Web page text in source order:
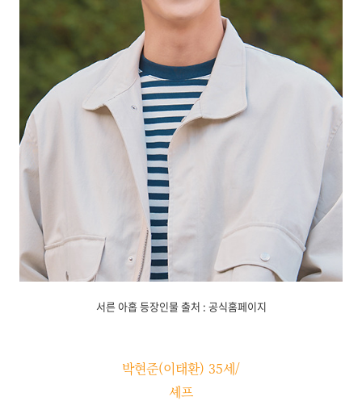
서른 아홉 등장인물 출처 : 공식홈페이지
박현준(이태환) 35세/
셰프